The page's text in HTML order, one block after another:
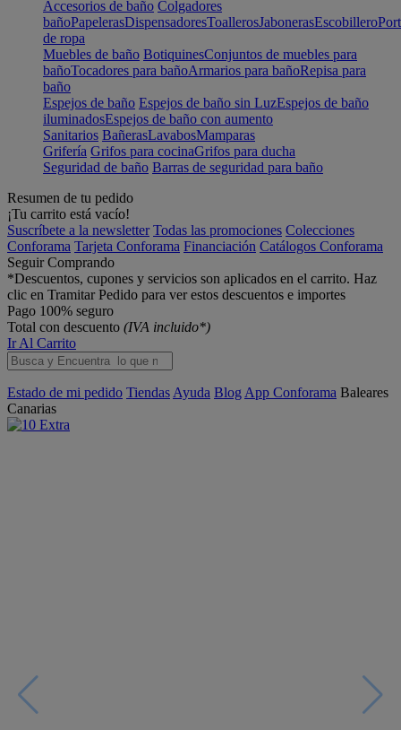
Accesorios de baño Colgadores
bañoPapelerasDispensadoresToallerosJabonerasEscobillero
de ropa
Muebles de baño BotiquinesConjuntos de muebles para
bañoTocadores para bañoArmarios para bañoRepisa para
baño
Espejos de baño Espejos de baño sin LuzEspejos de baño
iluminadosEspejos de baño con aumento
Sanitarios BañerasLavabosMamparas
Grifería Grifos para cocinaGrifos para ducha
Seguridad de baño Barras de seguridad para baño
Resumen de tu pedido
¡Tu carrito está vacío!
Suscríbete a la newsletter Todas las promociones Colecciones
Conforama Tarjeta Conforama Financiación Catálogos Conforama
Seguir Comprando
*Descuentos, cupones y servicios son aplicados en el carrito. Haz
clic en Tramitar Pedido para ver estos descuentos e importes
Pago 100% seguro
Total con descuento (IVA incluido*)
Ir Al Carrito
Estado de mi pedido Tiendas Ayuda Blog App Conforama Baleares
Canarias